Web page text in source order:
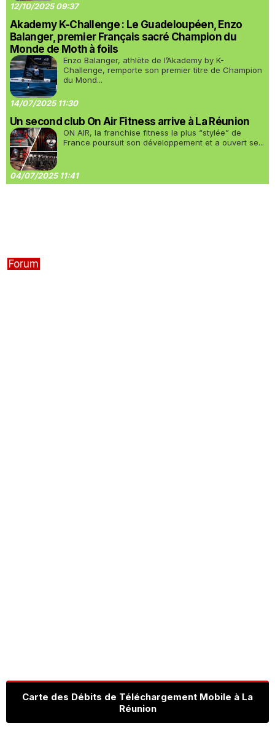
12/10/2025 09:37
Akademy K-Challenge : Le Guadeloupéen, Enzo
Balanger, premier Français sacré Champion du
Monde de Moth à foils
Enzo Balanger, athlète de l’Akademy by K-
Challenge, remporte son premier titre de Champion
du Mond...
14/07/2025 11:30
Un second club On Air Fitness arrive à La Réunion
ON AIR, la franchise fitness la plus “stylée” de
France poursuit son développement et a ouvert se...
04/07/2025 11:41
Forum
Carte des Débits de Téléchargement Mobile à La
Réunion